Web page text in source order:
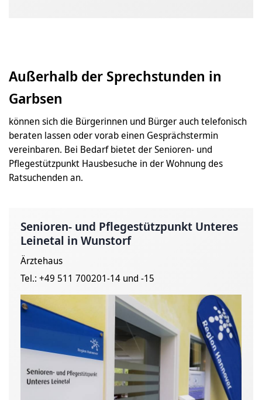
Außerhalb der Sprechstunden in
Garbsen
können sich die Bürgerinnen und Bürger auch telefonisch
beraten lassen oder vorab einen Gesprächstermin
vereinbaren. Bei Bedarf bietet der Senioren- und
Pflegestützpunkt Hausbesuche in der Wohnung des
Ratsuchenden an.
Senioren- und Pflegestützpunkt Unteres
Leinetal in Wunstorf
Ärztehaus
Tel.: +49 511 700201-14 und -15